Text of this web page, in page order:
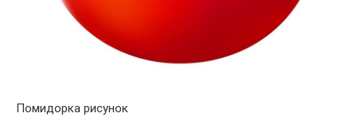
Помидорка рисунок